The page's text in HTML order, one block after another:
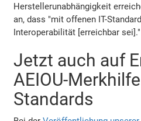
Herstellerunabhängigkeit
an, dass "mit offenen IT-
Interoperabilität [erreichbar sei]."
Jetzt auch auf
AEIOU-
Standards